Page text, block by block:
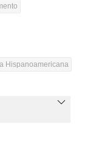
Hispanoamericana